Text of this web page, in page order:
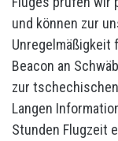
und können zur
Unregelmäßigkeit
Beacon an
zur
Langen
Stunden Flugzeit